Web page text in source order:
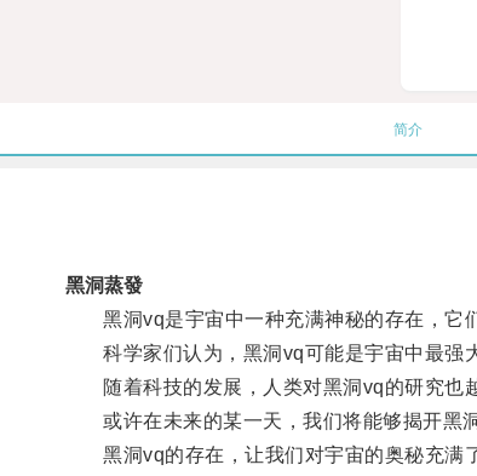
简介
黑洞蒸發
黑洞vq是宇宙中一种充满神秘的存在，它们
科学家们认为，黑洞vq可能是宇宙中最强大
随着科技的发展，人类对黑洞vq的研究也
或许在未来的某一天，我们将能够揭开黑洞
黑洞vq的存在，让我们对宇宙的奥秘充满了